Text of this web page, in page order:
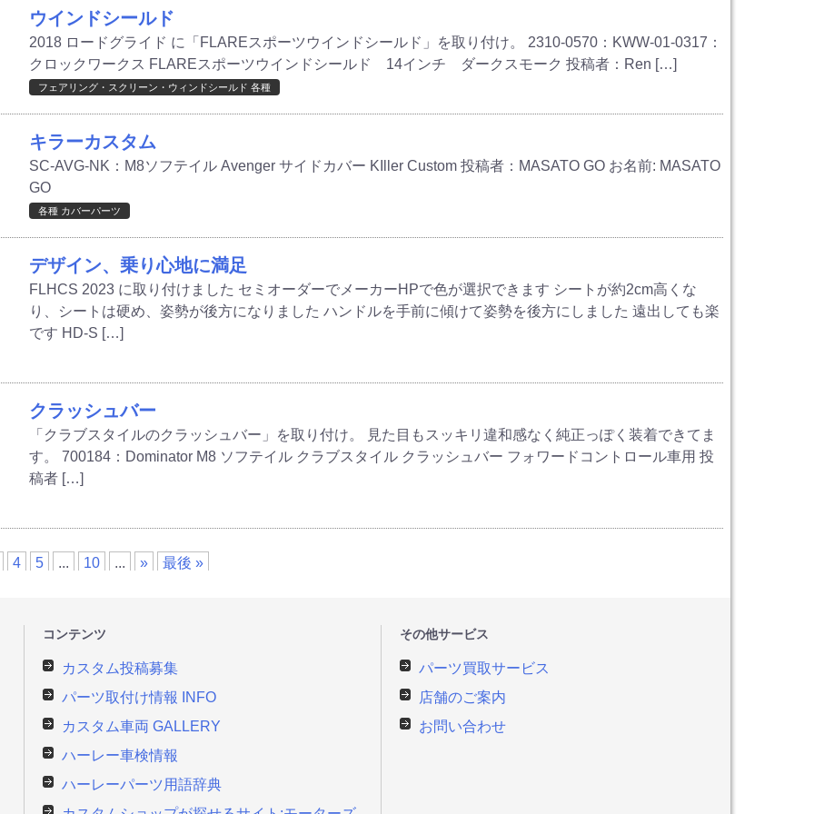
ウインドシールド
2018 ロードグライド に「FLAREスポーツウインドシールド」を取り付け。 2310-0570：KWW-01-0317：
クロックワークス FLAREスポーツウインドシールド 14インチ ダークスモーク 投稿者：Ren […]
フェアリング・スクリーン・ウィンドシールド 各種
キラーカスタム
SC-AVG-NK：M8ソフテイル Avenger サイドカバー KIller Custom 投稿者：MASATO GO お名前: MASATO
GO
各種 カバーパーツ
デザイン、乗り心地に満足
FLHCS 2023 に取り付けました セミオーダーでメーカーHPで色が選択できます シートが約2cm高くな
り、シートは硬め、姿勢が後方になりました ハンドルを手前に傾けて姿勢を後方にしました 遠出しても楽
です HD-S […]
クラッシュバー
「クラブスタイルのクラッシュバー」を取り付け。 見た目もスッキリ違和感なく純正っぽく装着できてま
す。 700184：Dominator M8 ソフテイル クラブスタイル クラッシュバー フォワードコントロール車用 投
稿者 […]
4 5 ... 10 ... » 最後 »
コンテンツ
カスタム投稿募集
パーツ取付け情報 INFO
カスタム車両 GALLERY
ハーレー車検情報
ハーレーパーツ用語辞典
その他サービス
パーツ買取サービス
店舗のご案内
お問い合わせ